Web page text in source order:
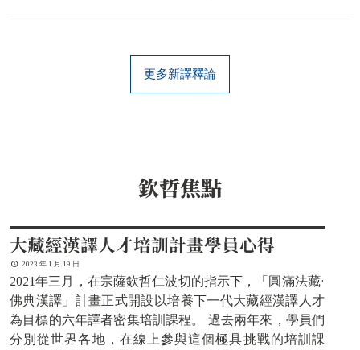
比經咒釋也被後來如格西語自在教增等採用。另有說此師曾教西
更多新譯釋論
欽哲焦點
大藏經漢譯人才培訓計畫學員心得
2023 年 1 月 19 日
2021年三月，在宗薩欽哲仁波切的指示下，「圓滿法藏·
佛典漢譯」計畫正式開設以培養下一代大藏經漢譯人才
為目標的六年譯者密集培訓課程。 過去兩年來，學員們
分別從世界各地，在線上參與這個極具挑戰的培訓課